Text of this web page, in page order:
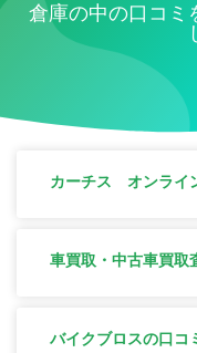
倉庫の中の口コミ
カーチス オンライ
車買取・中古車買取
バイクブロスの口コ